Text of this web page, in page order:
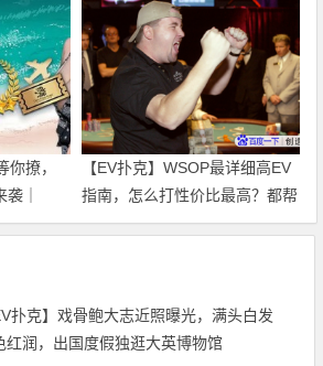
你撩，
｜
天开打！
【EV扑克】WSOP最详细高EV
指南，怎么打性价比最高？都帮
你整理好了！
扑克】戏骨鲍大志近照曝光，满头白发
红润，出国度假独逛大英博物馆